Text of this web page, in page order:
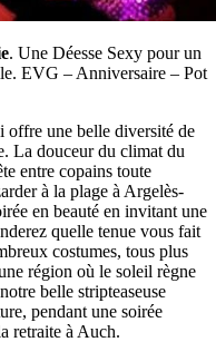
. Une Déesse Sexy pour un
EVG – Anniversaire – Pot
offre une belle diversité de
La douceur du climat du
entre copains toute
à la plage à Argelès-
en beauté en invitant une
quelle tenue vous fait
costumes, tous plus
région où le soleil règne
belle stripteaseuse
pendant une soirée
retraite à Auch.